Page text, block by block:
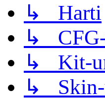
↳ Harti
↳
↳ Kit-
↳